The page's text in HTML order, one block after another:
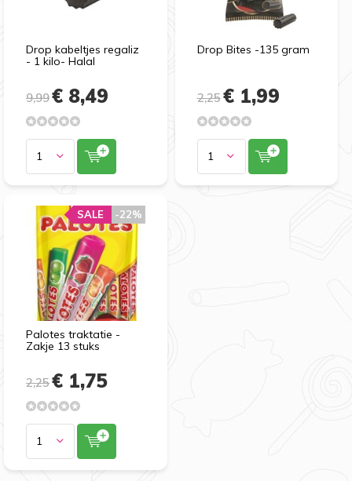
Drop kabeltjes regaliz
- 1 kilo- Halal
9,99€ 8,49
Drop Bites -135 gram
2,25€ 1,99
Palotes traktatie -
Zakje 13 stuks
-22%
SALE
2,25€ 1,75